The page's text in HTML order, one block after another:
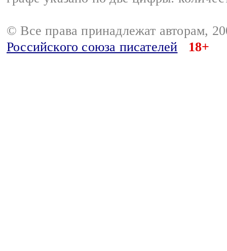
© Все права принадлежат авторам,
Российского союза писателей
18+